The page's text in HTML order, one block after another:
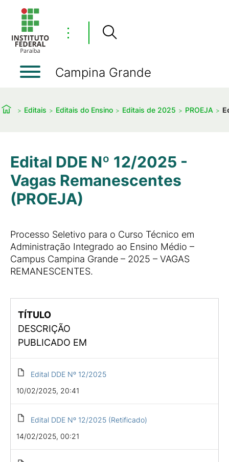
⋮
Campina Grande
Editais Editais do Ensino Editais de 2025 PROEJA
Edital DDE Nº 12/2025 -
Vagas Remanescentes
(PROEJA)
Processo Seletivo para o Curso Técnico em
Administração Integrado ao Ensino Médio –
Campus Campina Grande – 2025 – VAGAS
REMANESCENTES.
TÍTULO
DESCRIÇÃO
PUBLICADO EM
Edital DDE Nº 12/2025
10/02/2025, 20:41
Edital DDE Nº 12/2025 (Retificado)
14/02/2025, 00:21